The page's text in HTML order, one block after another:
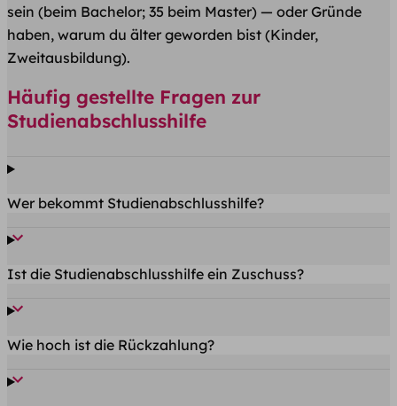
sein (beim Bachelor; 35 beim Master) — oder Gründe
haben, warum du älter geworden bist (Kinder,
Zweitausbildung).
Häufig gestellte Fragen zur
Studienabschlusshilfe
Wer bekommt Studienabschlusshilfe?
Ist die Studienabschlusshilfe ein Zuschuss?
Wie hoch ist die Rückzahlung?